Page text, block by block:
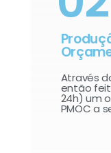
Através
então
24h) um
PMOC a